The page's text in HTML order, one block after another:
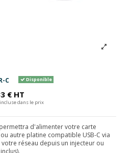
C Disponible
€ HT
dans le prix
d'alimenter votre carte
autre platine compatible USB-C via
réseau depuis un injecteur ou